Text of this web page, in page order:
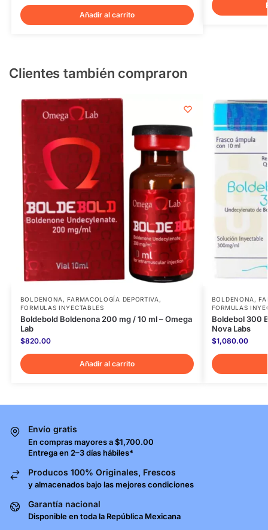
Añadir al carrito
Clientes también compraron
BOLDENONA , FARMACOLOGÍA DEPORTIVA ,
FORMULAS INYECTABLES
Boldebold Boldenona 200 mg / 10 ml – Omega
Lab
$820.00
Añadir al carrito
BOLDENONA ,
FORMULAS
Boldebol 300
Nova Labs
$1,080.00
Envío gratis
En compras mayores a $1,700.00
Entrega en 2–3 días hábiles*
Producos 100% Originales, Frescos
y almacenados bajo las mejores condiciones
Garantía nacional
Disponible en toda la República Mexicana